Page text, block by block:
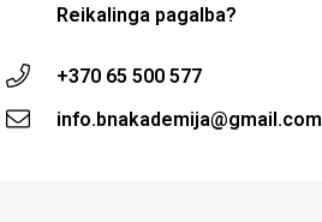
Reikalinga pagalba?
+370 65 500 577
info.bnakademija@gmail.com